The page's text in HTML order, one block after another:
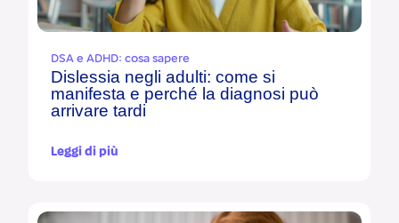
DSA e ADHD: cosa sapere
Dislessia negli adulti: come si
manifesta e perché la diagnosi può
arrivare tardi
Leggi di più